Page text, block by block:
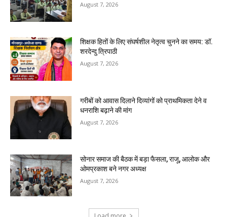
August 7, 2026
शिक्षक हितों के लिए संघर्षशील नेतृत्व चुनने का समय: डॉ.
शरदेन्दु त्रिपाठी
August 7, 2026
गरीबों को आवास दिलाने दिव्यांगों को प्राथमिकता देने व
धनराशि बढ़ाने की मांग
August 7, 2026
सोनार समाज की बैठक में बड़ा फैसला, राजू, आलोक और
ओमप्रकाश बने नगर अध्यक्ष
August 7, 2026